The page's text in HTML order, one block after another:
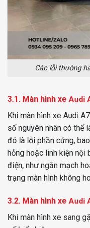
Các lỗi thường
3.1. Màn hình xe Audi
Khi màn hình xe Audi
số nguyên nhân có thể
đó là lỗi phần cứng,
hỏng hoặc linh kiện nội
điện, như ngắn mạch
trạng màn hình không
3.2. Màn hình xe Audi
Khi màn hình xe sang